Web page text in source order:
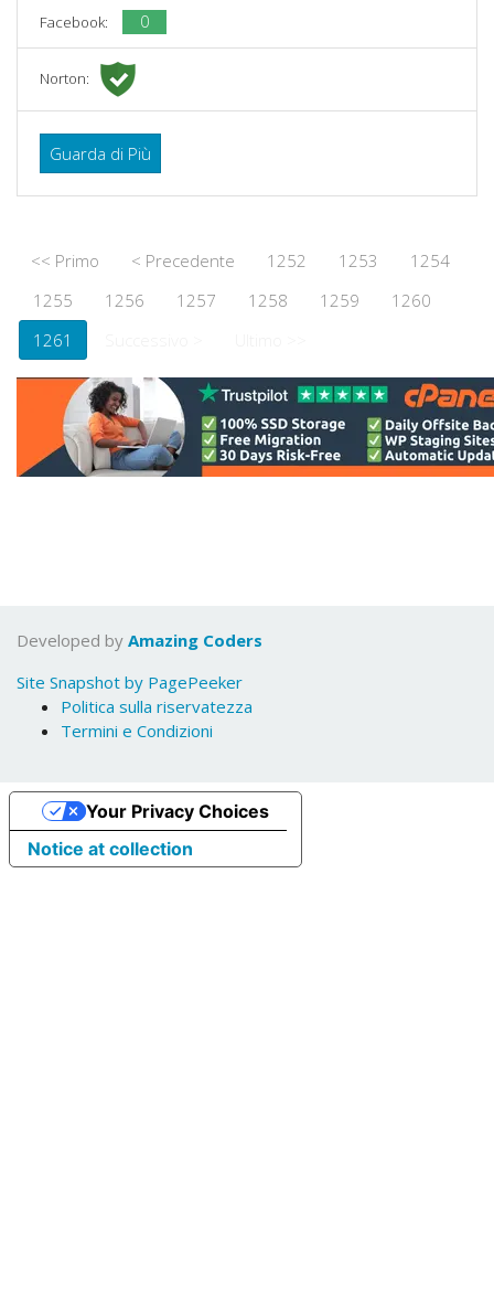
Facebook: 0
Norton:
Guarda di Più
<< Primo < Precedente 1252 1253
1254
1255
1256 1257 1258 1259
1260
1261
Developed by Amazing Coders
Site Snapshot by PagePeeker
Politica sulla riservatezza
Termini e Condizioni
Notice at collection
Your Privacy Choices